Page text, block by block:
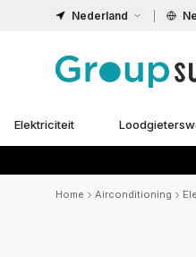
Nederland
Elektriciteit
Home Airconditioning